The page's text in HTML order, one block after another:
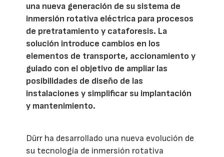
una nueva generación de su sistema de
inmersión rotativa eléctrica para procesos
de pretratamiento y cataforesis. La
solución introduce cambios en los
elementos de transporte, accionamiento y
guiado con el objetivo de ampliar las
posibilidades de diseño de las
instalaciones y simplificar su implantación
y mantenimiento.
Dürr ha desarrollado una nueva evolución de
su tecnología de inmersión rotativa